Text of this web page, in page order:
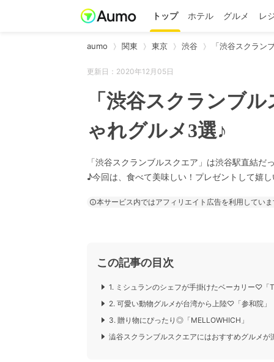
トップ ホテル グルメ レ
aumo 関東 東京 渋谷 「渋谷スクラ
更新日：2020年12月05日
「渋谷スクランブ
ゃれグルメ3選♪
「渋谷スクランブルスクエア」は渋谷駅直結
♪今回は、食べて美味しい！プレゼントして嬉
本サービス内ではアフィリエイト広告を利用してい
この記事の目次
1. ミシュランのシェフが手掛けたベーカリー♡「
2. 可愛い動物グルメが台湾から上陸♡「参和院」
3. 贈り物にぴったり◎「MELLOWHICH」
澁谷スクランブルスクエアにはおすすめグルメ